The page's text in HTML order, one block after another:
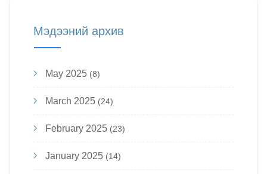
Мэдээний архив
May 2025 (8)
March 2025 (24)
February 2025 (23)
January 2025 (14)